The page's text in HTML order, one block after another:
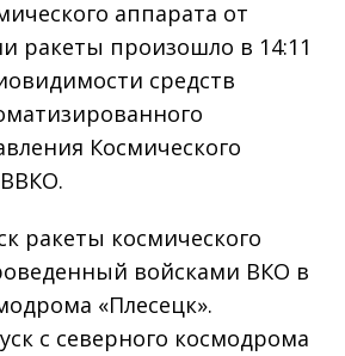
аппарата от
ракеты произошло в 14:11
средств
Космического
ракеты космического
войсками ВКО в
«Плесецк».
с северного космодрома